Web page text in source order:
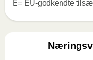
E= EU-godkendte